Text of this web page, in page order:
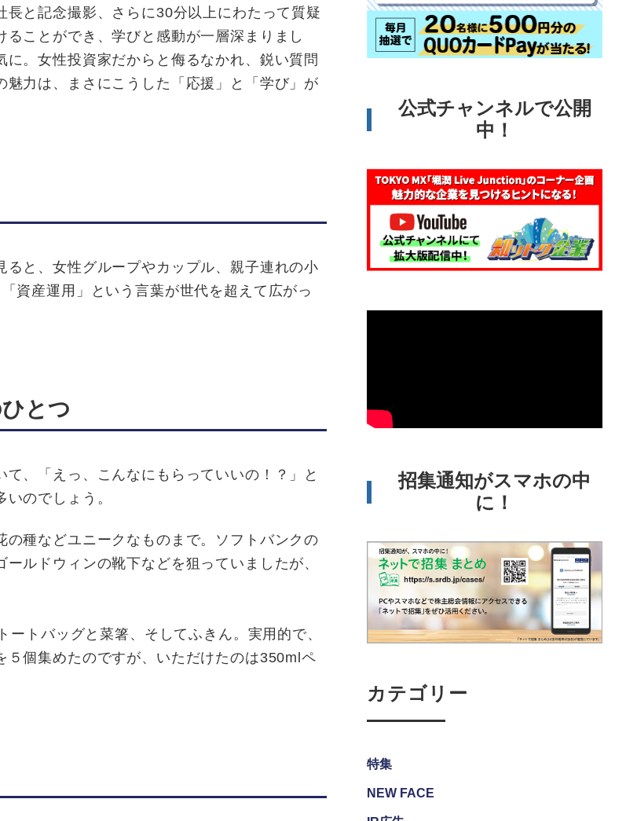
と記念撮影、さらに30分以上にわたって質疑
ことができ、学びと感動が一層深まりまし
。女性投資家だからと侮るなかれ、鋭い質問
力は、まさにこうした「応援」と「学び」が
と、女性グループやカップル、親子連れの小
「資産運用」という言葉が世代を超えて広がっ
とつ
、「えっ、こんなにもらっていいの！？」と
のでしょう。
種などユニークなものまで。ソフトバンクの
ルドウィンの靴下などを狙っていましたが、
トバッグと菜箸、そしてふきん。実用的で、
５個集めたのですが、いただけたのは350mlペ
公式チャンネルで公開
中！
招集通知がスマホの中
に！
カテゴリー
特集
NEW FACE